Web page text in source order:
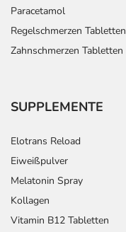
Paracetamol
Regelschmerzen Tabletten
Zahnschmerzen Tabletten
SUPPLEMENTE
Elotrans Reload
Eiweißpulver
Melatonin Spray
Kollagen
Vitamin B12 Tabletten